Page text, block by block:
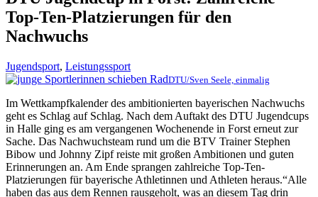
Top-Ten-Platzierungen für den
Nachwuchs
Jugendsport, Leistungssport
DTU/Sven Seele, einmalig
Im Wettkampfkalender des ambitionierten bayerischen Nachwuchs
geht es Schlag auf Schlag. Nach dem Auftakt des DTU Jugendcups
in Halle ging es am vergangenen Wochenende in Forst erneut zur
Sache. Das Nachwuchsteam rund um die BTV Trainer Stephen
Bibow und Johnny Zipf reiste mit großen Ambitionen und guten
Erinnerungen an. Am Ende sprangen zahlreiche Top-Ten-
Platzierungen für bayerische Athletinnen und Athleten heraus.“Alle
haben das aus dem Rennen rausgeholt, was an diesem Tag drin